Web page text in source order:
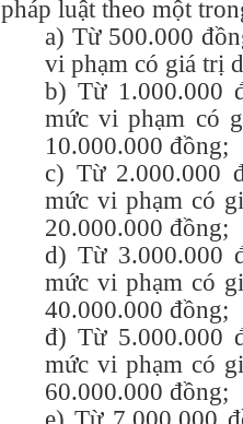
pháp luật theo một
a) Từ 500.000
vi phạm có giá trị
b) Từ 1.000.000
mức vi phạm có
10.000.000 đồng;
c) Từ 2.000.000
mức vi phạm có
20.000.000 đồng;
d) Từ 3.000.000
mức vi phạm có
40.000.000 đồng;
đ) Từ 5.000.000
mức vi phạm có
60.000.000 đồng;